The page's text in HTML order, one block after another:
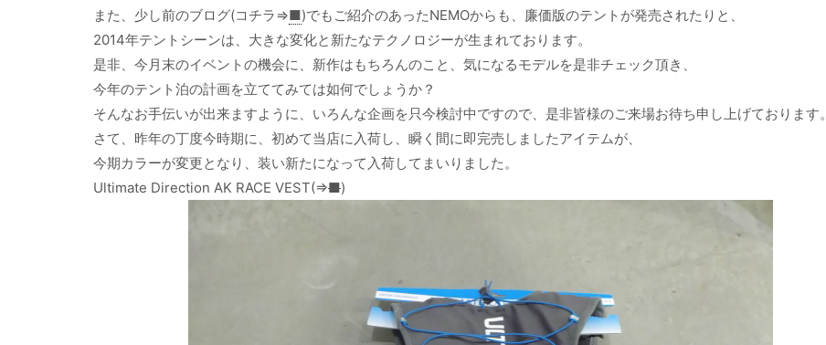
また、少し前のブログ(コチラ⇒■)でもご紹介のあったNEMOからも、廉価版のテントが発売されたりと、
2014年テントシーンは、大きな変化と新たなテクノロジーが生まれております。
是非、今月末のイベントの機会に、新作はもちろんのこと、気になるモデルを是非チェック頂き、
今年のテント泊の計画を立ててみては如何でしょうか？
そんなお手伝いが出来ますように、いろんな企画を只今検討中ですので、是非皆様のご来場お待ち申し上げております。
さて、昨年の丁度今時期に、初めて当店に入荷し、瞬く間に即完売しましたアイテムが、
今期カラーが変更となり、装い新たになって入荷してまいりました。
Ultimate Direction AK RACE VEST(⇒■)